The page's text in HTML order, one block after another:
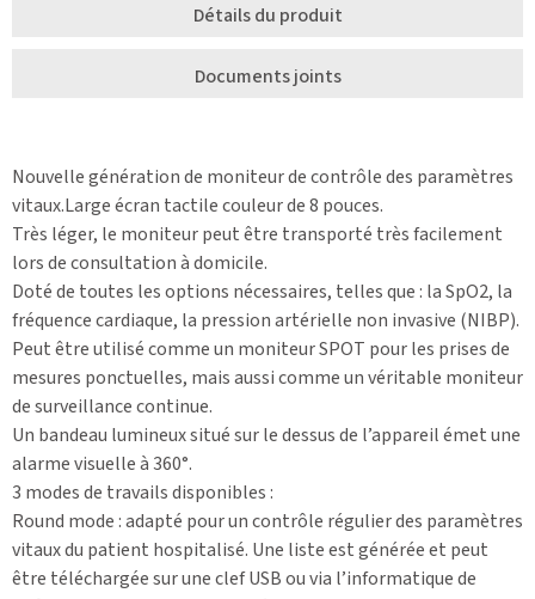
Détails du produit
Documents joints
Nouvelle génération de moniteur de contrôle des paramètres
vitaux.Large écran tactile couleur de 8 pouces.
Très léger, le moniteur peut être transporté très facilement
lors de consultation à domicile.
Doté de toutes les options nécessaires, telles que : la SpO2, la
fréquence cardiaque, la pression artérielle non invasive (NIBP).
Peut être utilisé comme un moniteur SPOT pour les prises de
mesures ponctuelles, mais aussi comme un véritable moniteur
de surveillance continue.
Un bandeau lumineux situé sur le dessus de l’appareil émet une
alarme visuelle à 360°.
3 modes de travails disponibles :
Round mode : adapté pour un contrôle régulier des paramètres
vitaux du patient hospitalisé. Une liste est générée et peut
être téléchargée sur une clef USB ou via l’informatique de